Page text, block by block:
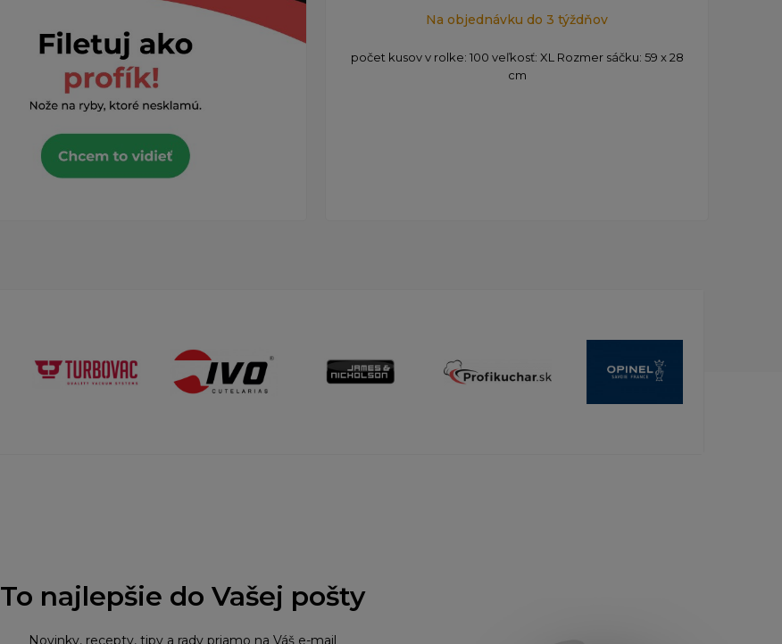
Na objednávku do 3 týždňov
počet kusov v rolke: 100 veľkosť: XL Rozmer sáčku: 59 x 28
cm
To najlepšie do Vašej pošty
Novinky, recepty, tipy a rady priamo na Váš e-mail